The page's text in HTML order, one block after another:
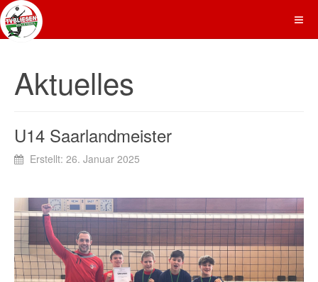
Aktuelles
U14 Saarlandmeister
Erstellt: 26. Januar 2025